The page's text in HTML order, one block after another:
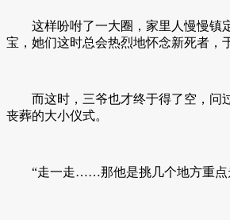
这样吩咐了一大圈，家里人慢慢镇定
宝，她们这时总会热烈地怀念新死者
而这时，三爷也才终于得了空，问过
丧葬的大小仪式。
“走一走……那他是挑几个地方重点